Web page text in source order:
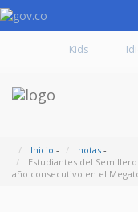
Kids
Inicio - notas -
Estudiantes del
año consecutivo en el